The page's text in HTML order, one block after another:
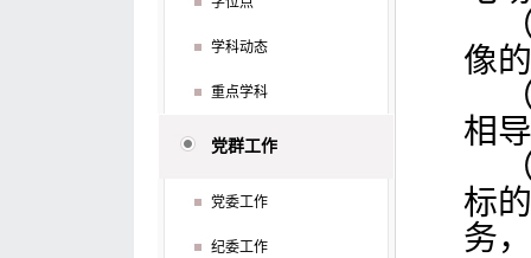
学科动态
重点学科
党群工作
党委工作
纪委工作
像
相
标
务